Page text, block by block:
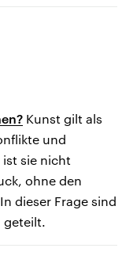
Kunst gilt als
und
sie nicht
ohne den
dieser Frage sind
geteilt.